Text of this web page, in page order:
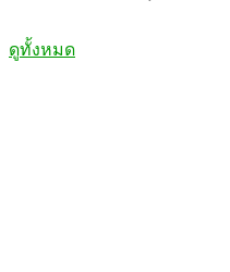
ดูทั้งหมด